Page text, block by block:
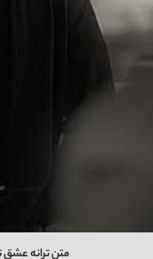
متن ترانه عشق